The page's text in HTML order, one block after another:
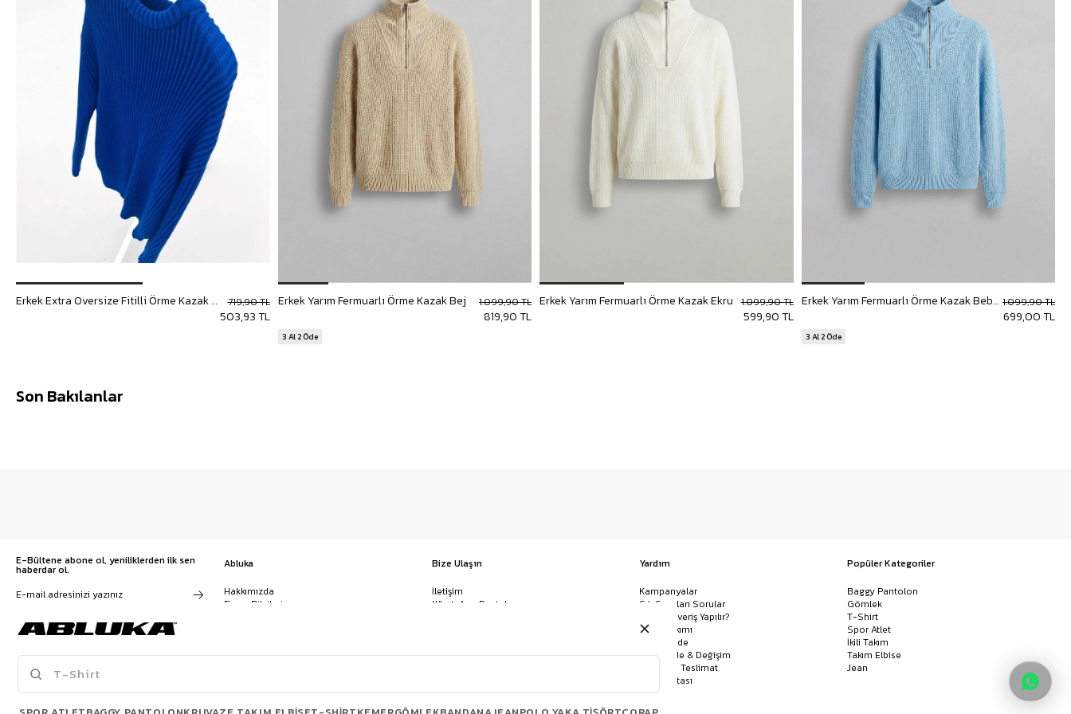
Erkek Extra Oversize Fitilli Örme Kazak Saks Mavi
503,93 TL
719,90 TL Erkek Yarım Fermuarlı Örme Kazak Bej
819,90 TL
1.099,90 TL
3 Al 2 Öde
Erkek Yarım Fermuarlı Örme Kazak Ekru
599,90 TL
1.099,90 TL
Erkek Yarım Fermuarlı Örme Kazak Bebek Mavi
699,00 TL
1.099,90 TL
3 Al 2 Öde
Son Bakılanlar
E-Bültene abone ol, yeniliklerden ilk sen
haberdar ol.
Kampanyalar, ürünler ve
değişiklikler hakkında e-mail ve
buradan ulaşabilirsin
Abluka
Hakkımızda
Firma Bilgileri
Sözleşmeler
Bize Ulaşın
İletişim
WhatsApp Destek
Havale/EFT ve Kapıda Ödeme
Yardım
Kampanyalar
Sık Sorulan Sorular
Nasıl Alışveriş Yapılır?
Giysi Bakımı
İptal & İade
Kolay İade & Değişim
Kargo ve Teslimat
Site Haritası
Popüler Kategoriler
Baggy Pantolon
Gömlek
T-Shirt
Spor Atlet
İkili Takım
Takım Elbise
Jean